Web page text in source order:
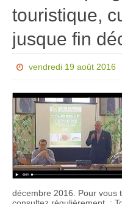
touristique,
jusque fin
vendredi 19 août 2016
décembre 2016. Pour vous